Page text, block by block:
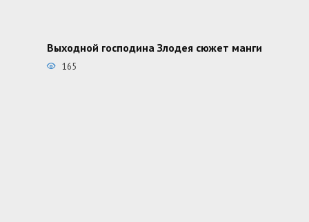
Выходной господина Злодея сюжет манги
165